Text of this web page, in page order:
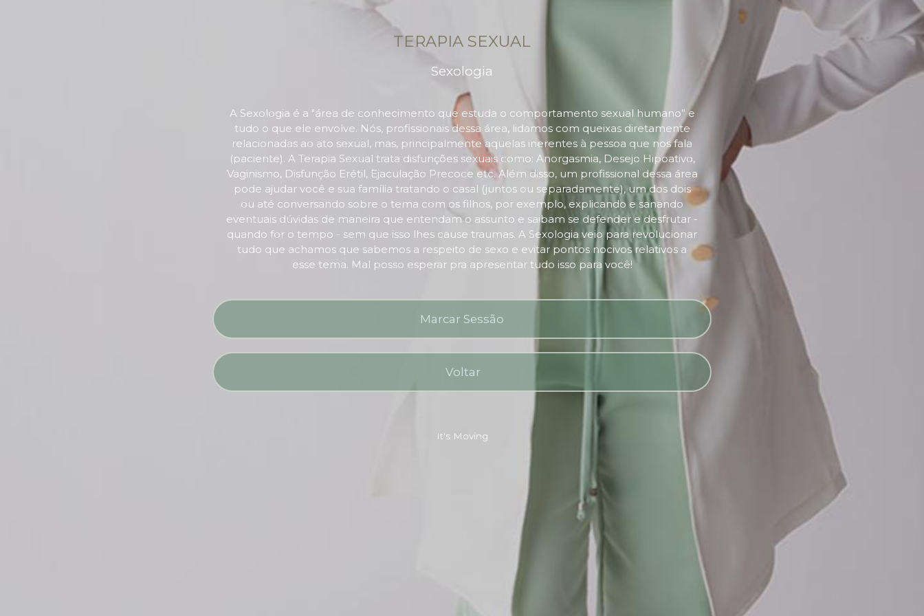
TERAPIA SEXUAL
Sexologia
A Sexologia é a "área de conhecimento que estuda o comportamento sexual humano” e
tudo o que ele envolve. Nós, profissionais dessa área, lidamos com queixas diretamente
relacionadas ao ato sexual, mas, principalmente aquelas inerentes à pessoa que nos fala
(paciente). A Terapia Sexual trata disfunções sexuais como: Anorgasmia, Desejo Hipoativo,
Vaginismo, Disfunção Erétil, Ejaculação Precoce etc. Além disso, um profissional dessa área
pode ajudar você e sua família tratando o casal (juntos ou separadamente), um dos dois
ou até conversando sobre o tema com os filhos, por exemplo, explicando e sanando
eventuais dúvidas de maneira que entendam o assunto e saibam se defender e desfrutar -
quando for o tempo - sem que isso lhes cause traumas. A Sexologia veio para revolucionar
tudo que achamos que sabemos a respeito de sexo e evitar pontos nocivos relativos a
esse tema. Mal posso esperar pra apresentar tudo isso para você!
Marcar Sessão
Voltar
It's Moving